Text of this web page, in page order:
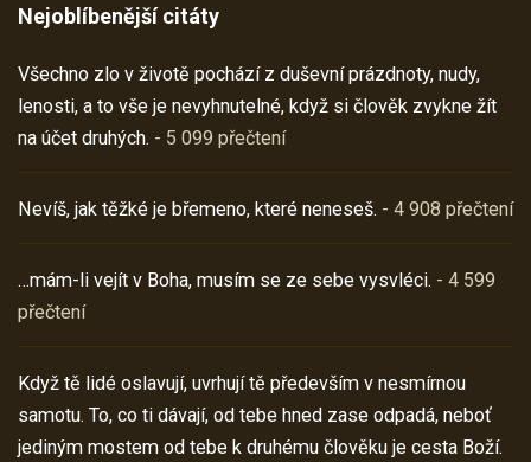
Nejoblíbenější citáty
Všechno zlo v životě pochází z duševní prázdnoty, nudy,
lenosti, a to vše je nevyhnutelné, když si člověk zvykne žít
na účet druhých. - 5 099 přečtení
Nevíš, jak těžké je břemeno, které neneseš. - 4 908 přečtení
…mám-li vejít v Boha, musím se ze sebe vysvléci. - 4 599
přečtení
Když tě lidé oslavují, uvrhují tě především v nesmírnou
samotu. To, co ti dávají, od tebe hned zase odpadá, neboť
jediným mostem od tebe k druhému člověku je cesta Boží.